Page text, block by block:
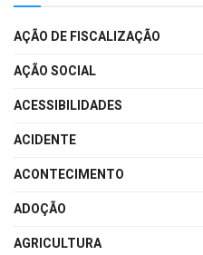
AÇÃO DE FISCALIZAÇÃO
AÇÃO SOCIAL
ACESSIBILIDADES
ACIDENTE
ACONTECIMENTO
ADOÇÃO
AGRICULTURA